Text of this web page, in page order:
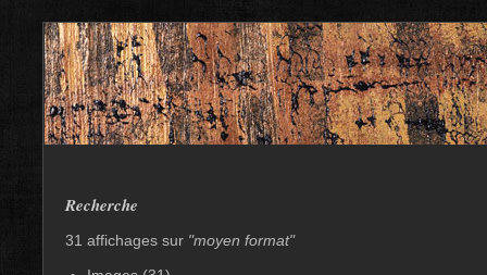
Recherche
31 affichages sur "moyen format"